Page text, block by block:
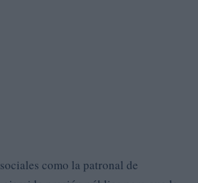
como la patronal de